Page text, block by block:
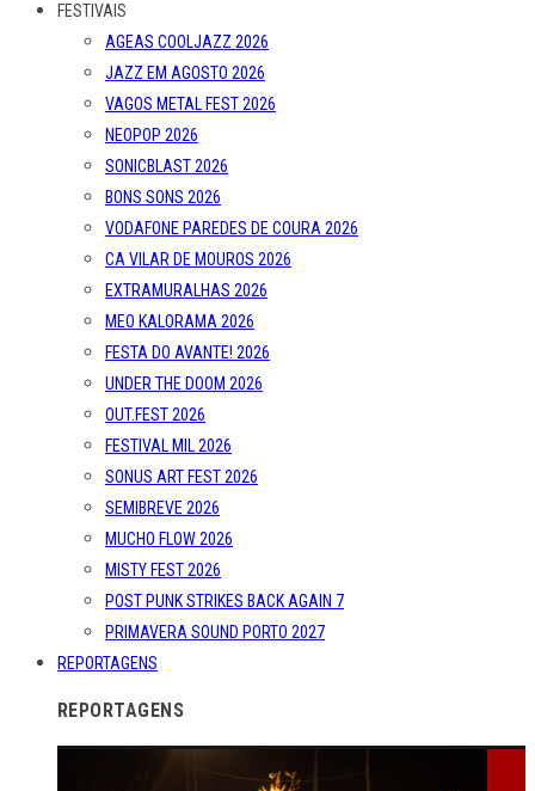
FESTIVAIS
AGEAS COOLJAZZ 2026
JAZZ EM AGOSTO 2026
VAGOS METAL FEST 2026
NEOPOP 2026
SONICBLAST 2026
BONS SONS 2026
VODAFONE PAREDES DE COURA 2026
CA VILAR DE MOUROS 2026
EXTRAMURALHAS 2026
MEO KALORAMA 2026
FESTA DO AVANTE! 2026
UNDER THE DOOM 2026
OUT.FEST 2026
FESTIVAL MIL 2026
SONUS ART FEST 2026
SEMIBREVE 2026
MUCHO FLOW 2026
MISTY FEST 2026
POST PUNK STRIKES BACK AGAIN 7
PRIMAVERA SOUND PORTO 2027
REPORTAGENS
REPORTAGENS